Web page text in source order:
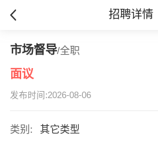
招聘详情
市场督导/全职
面议
发布时间:2026-08-06
类别:
其它类型